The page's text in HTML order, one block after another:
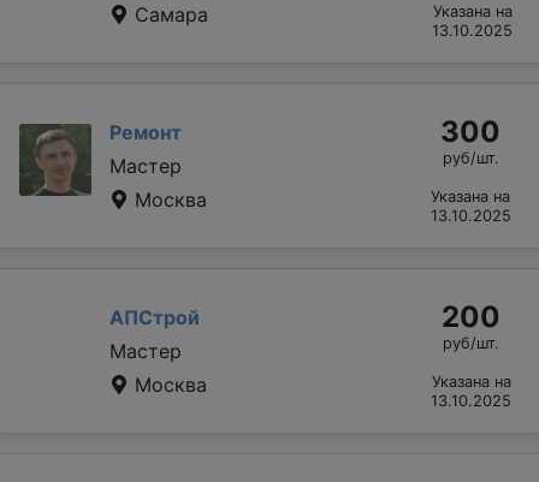
Самара
Указана на
13.10.2025
Ремонт
Мастер
Москва
300
руб/шт.
Указана на
13.10.2025
АПСтрой
Мастер
Москва
200
руб/шт.
Указана на
13.10.2025